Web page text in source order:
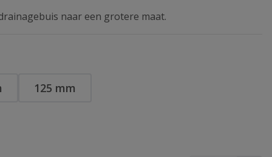
naar een grotere maat.
125 mm